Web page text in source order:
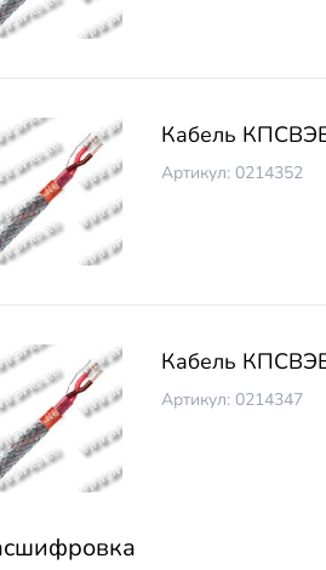
Кабель
Артикул: 0214352
Кабель
Артикул: 0214347